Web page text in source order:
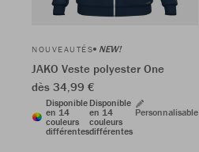
NOUVEAUTÉS NEW!
JAKO Veste polyester One
dès 34,99 €
Disponible
en 14
couleurs
différentes
Disponible
en 14
couleurs
différentes
Personnalisable